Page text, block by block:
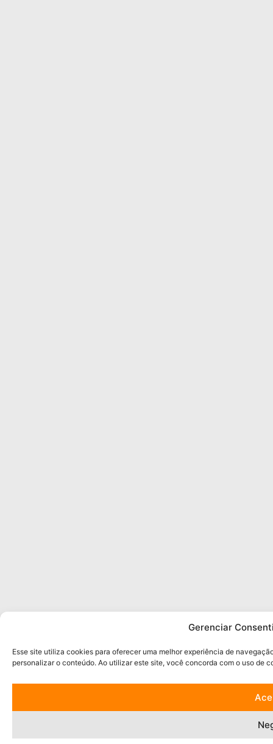
Gerenciar
Esse site utiliza cookies para oferecer uma melhor experiência de
personalizar o conteúdo. Ao utilizar este site, você concorda com o uso de